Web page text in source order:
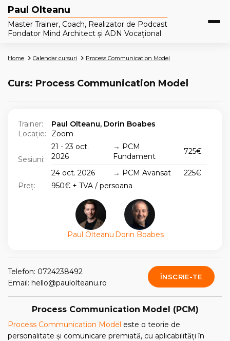
Paul Olteanu
Master Trainer, Coach, Realizator de Podcast
Fondator Mind Architect și ADN Vocațional
Home Calendar cursuri Process Communication Model
Curs: Process Communication Model
Trainer:
Paul Olteanu, Dorin Boabes
Locație:
Zoom
Sesiuni:
21 - 23 oct.
2026
→ PCM
Fundament
725€
24 oct. 2026 → PCM Avansat
225€
Preț:
950€ + TVA / persoana
Paul Olteanu Dorin Boabes
Telefon: 0724238492
Email: hello@paulolteanu.ro
ÎNSCRIE-TE
Process Communication Model (PCM)
Process Communication Model este o teorie de
personalitate și comunicare premiată, cu aplicabilități în